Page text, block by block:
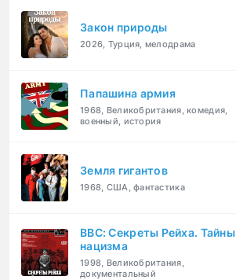
Закон природы
2026, Турция, мелодрама
Папашина армия
1968, Великобритания, комедия,
военный, история
Земля гигантов
1968, США, фантастика
BBC: Секреты Рейха. Тайны
нацизма
1998, Великобритания,
документальный